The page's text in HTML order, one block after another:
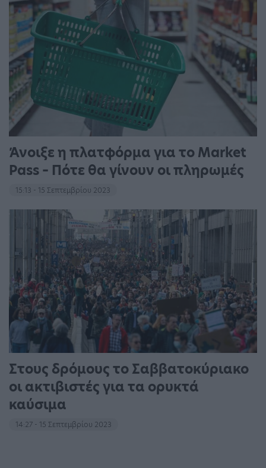
Άνοιξε η πλατφόρμα για το Market
Pass – Πότε θα γίνουν οι πληρωμές
15:13 - 15 Σεπτεμβρίου 2023
Στους δρόμους το Σαββατοκύριακο
οι ακτιβιστές για τα ορυκτά
καύσιμα
14:27 - 15 Σεπτεμβρίου 2023